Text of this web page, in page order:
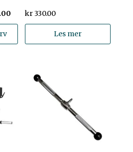
Nåværende
er:
kr330.00
Les mer